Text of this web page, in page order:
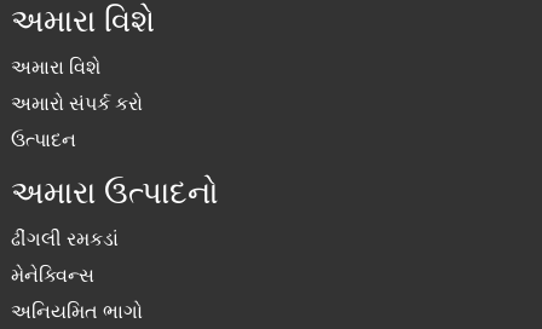
અમારા વિશે
અમારા વિશે
અમારો સંપર્ક કરો
ઉત્પાદન
અમારા ઉત્પાદનો
ઢીંગલી રમકડાં
મેનેક્વિન્સ
અનિયમિત ભાગો